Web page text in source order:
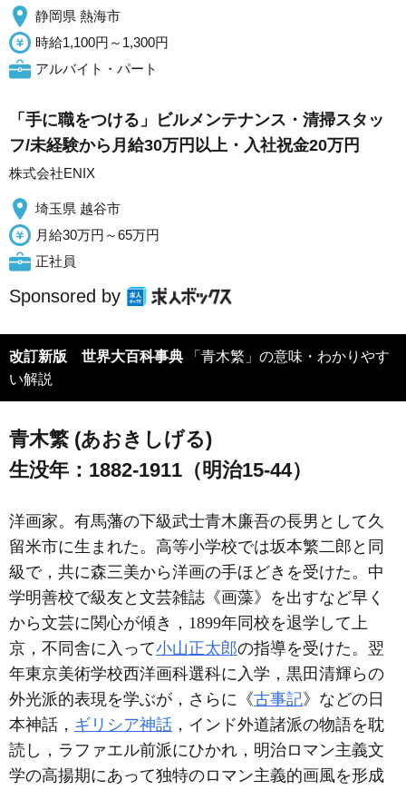
静岡県 熱海市
時給1,100円～1,300円
アルバイト・パート
「手に職をつける」ビルメンテナンス・清掃スタッ
フ/未経験から月給30万円以上・入社祝金20万円
株式会社ENIX
埼玉県 越谷市
月給30万円～65万円
正社員
Sponsored by
改訂新版 世界大百科事典 「青木繁」の意味・わかりやす
い解説
青木繁 (あおきしげる)
生没年：1882-1911（明治15-44）
洋画家。有馬藩の下級武士青木廉吾の長男として久
留米市に生まれた。高等小学校では坂本繁二郎と同
級で，共に森三美から洋画の手ほどきを受けた。中
学明善校で級友と文芸雑誌《画藻》を出すなど早く
から文芸に関心が傾き，1899年同校を退学して上
京，不同舎に入って小山正太郎の指導を受けた。翌
年東京美術学校西洋画科選科に入学，黒田清輝らの
外光派的表現を学ぶが，さらに《古事記》などの日
本神話， ギリシア神話 ，インド外道諸派の物語を耽
読し，ラファエル前派にひかれ，明治ロマン主義文
学の高揚期にあって独特のロマン主義的画風を形成